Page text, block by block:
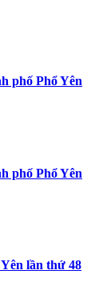
phố Phổ Yên
phố Phổ Yên
lần thứ 48